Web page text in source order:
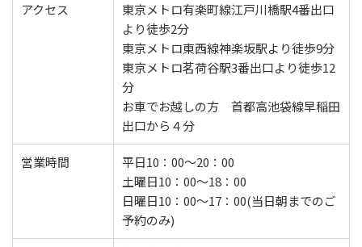
アクセス
東京メトロ有楽町線江戸川橋駅4番出口
より徒歩2分
東京メトロ東西線神楽坂駅より徒歩9分
東京メトロ茗荷谷駅3番出口より徒歩12
分
お車でお越しの方 首都高池袋線早稲田
出口から４分
営業時間
平日10：00〜20：00
土曜日10：00〜18：00
日曜日10：00〜17：00(当日朝までのご
予約のみ)